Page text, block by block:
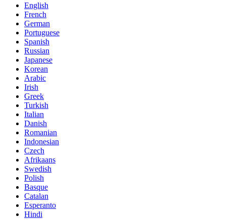
English
French
German
Portuguese
Spanish
Russian
Japanese
Korean
Arabic
Irish
Greek
Turkish
Italian
Danish
Romanian
Indonesian
Czech
Afrikaans
Swedish
Polish
Basque
Catalan
Esperanto
Hindi